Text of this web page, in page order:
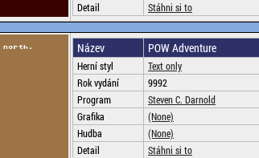
Detail
Stáhni si to
Název POW Adventure
Herní styl
Text only
Rok vydání
9992
Program
Steven C. Darnold
Grafika
(None)
Hudba
(None)
Detail
Stáhni si to